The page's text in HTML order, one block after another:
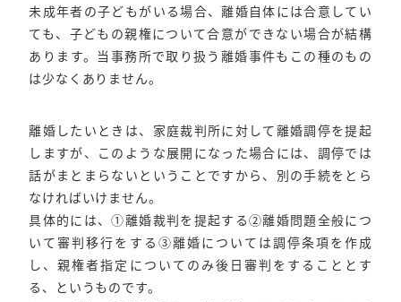
未成年者の子どもがいる場合、離婚自体には合意してい
ても、子どもの親権について合意ができない場合が結構
あります。当事務所で取り扱う離婚事件もこの種のもの
は少なくありません。
離婚したいときは、家庭裁判所に対して離婚調停を提起
しますが、このような展開になった場合には、調停では
話がまとまらないということですから、別の手続をとら
なければいけません。
具体的には、①離婚裁判を提起する②離婚問題全般につ
いて審判移行をする③離婚については調停条項を作成
し、親権者指定についてのみ後日審判をすることとす
る、というものです。